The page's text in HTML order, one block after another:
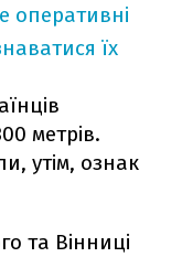
оперативні
їх
метрів.
утім, ознак
та Вінниці